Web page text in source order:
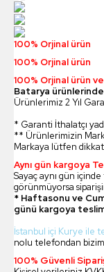
100% Orjinal ürün
100% Orjinal ürün
100% Orjinal ürün
Batarya
Ürünlerimiz 2 Yıl
* Garanti İthalatçı
** Ürünlerimizin
Markaya lütfen
Aynı gün kargoya
Sayaç aynı gün
görünmüyorsa
* Haftasonu ve
günü kargoya
İstanbul içi Kurye ile
nolu telefondan
100% Güvenli